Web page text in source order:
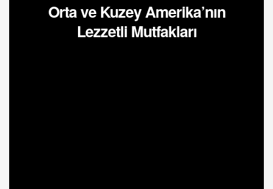
Orta ve Kuzey Amerika’nın
Lezzetli Mutfakları